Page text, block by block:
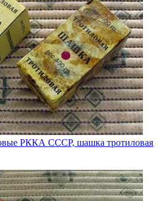
РККА СССР, шашка тротиловая